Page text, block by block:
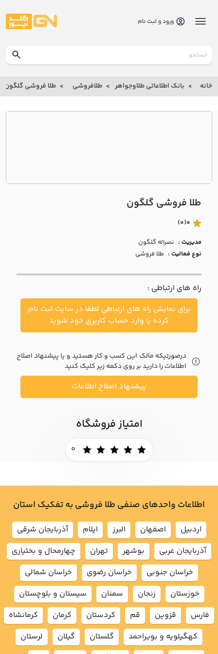
بانک
بانک
اطلاعاتی
درباره
با ما
مقالات
اخبار
پرسش
متداول
خواست
ورود و ثبت نام
خانه بانک اطلاعاتی طلاوجواهر طلافروشی طلا فروشی گلگون
طلا فروشی گلگون
0
(0)
مدیریت : نصراله گلگون
نوع فعالیت : طلا فروشی
راه های ارتباطی :
برای نمایش راه های ارتباطی لطفا در سایت ثبت نام
کرده یا وارد حساب کاربری خود شوید
درصورتیکه مالک این کسب و کار هستید و یا پیشنهاد اصلاح
اطلاعات را دارید بر روی دکمه زیر کلیک کنید
پیشنهاد اصلاح اطلاعات
امتیاز فروشگاه
0
اطلاعات واحدهای صنفی طلا فروشی به تفکیک استان
اردبيل اصفهان البرز ايلام
آذربايجان شرقي
آذربايجان غربي
بوشهر تهران
چهارمحال و بختياري
خراسان جنوبي
خراسان رضوي
خراسان شمالي
خوزستان
زنجان سمنان
سيستان و بلوچستان
فارس
قزوين قم كردستان كرمان
كرمانشاه
كهگيلويه و بويراحمد
گلستان گيلان
لرستان